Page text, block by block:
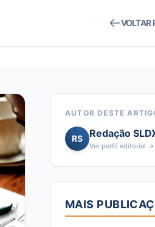
VOLTAR
AUTOR DESTE
RS Redação
Ver perfil editorial →
MAIS